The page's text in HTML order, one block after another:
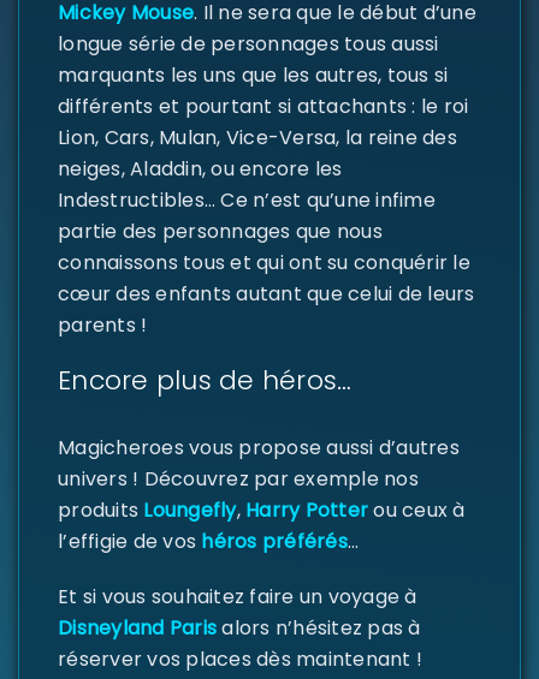
Mickey Mouse. Il ne sera que le début d’une
longue série de personnages tous aussi
marquants les uns que les autres, tous si
différents et pourtant si attachants : le roi
Lion, Cars, Mulan, Vice-Versa, la reine des
neiges, Aladdin, ou encore les
Indestructibles… Ce n’est qu’une infime
partie des personnages que nous
connaissons tous et qui ont su conquérir le
cœur des enfants autant que celui de leurs
parents !
Encore plus de héros…
Magicheroes vous propose aussi d’autres
univers ! Découvrez par exemple nos
produits Loungefly,Harry Potterou ceux à
l’effigie de vos héros préférés…
Et si vous souhaitez faire un voyage à
Disneyland Parisalors n’hésitez pas à
réserver vos places dès maintenant !